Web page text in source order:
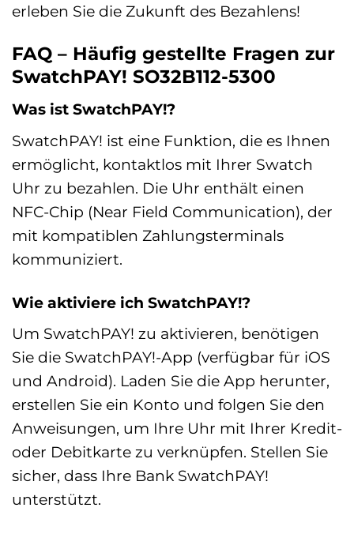
erleben Sie die Zukunft des Bezahlens!
FAQ – Häufig gestellte Fragen zur
SwatchPAY! SO32B112-5300
Was ist SwatchPAY!?
SwatchPAY! ist eine Funktion, die es Ihnen
ermöglicht, kontaktlos mit Ihrer Swatch
Uhr zu bezahlen. Die Uhr enthält einen
NFC-Chip (Near Field Communication), der
mit kompatiblen Zahlungsterminals
kommuniziert.
Wie aktiviere ich SwatchPAY!?
Um SwatchPAY! zu aktivieren, benötigen
Sie die SwatchPAY!-App (verfügbar für iOS
und Android). Laden Sie die App herunter,
erstellen Sie ein Konto und folgen Sie den
Anweisungen, um Ihre Uhr mit Ihrer Kredit-
oder Debitkarte zu verknüpfen. Stellen Sie
sicher, dass Ihre Bank SwatchPAY!
unterstützt.